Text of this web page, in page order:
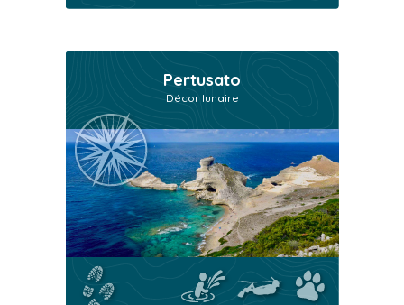
Pertusato
Décor lunaire